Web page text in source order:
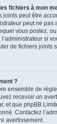
fichiers à mon
joints peut être
peut ne pas
vous postez,
si
de fichiers joints
?
ensemble de
recevoir un
et que phpBB
Contactez
avertissement.